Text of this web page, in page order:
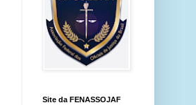
Site da FENASSOJAF